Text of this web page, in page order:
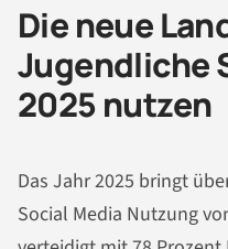
Die neue
Jugendliche
2025 nutzen
Das Jahr 2025 bringt
Social Media Nutzung